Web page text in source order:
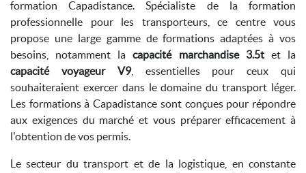
formation Capadistance. Spécialiste de la formation
professionnelle pour les transporteurs, ce centre vous
propose une large gamme de formations adaptées à vos
besoins, notamment lacapacité marchandise 3.5tet la
capacité voyageur V9, essentielles pour ceux qui
souhaiteraient exercer dans le domaine du transport léger.
Les formations à Capadistance sont conçues pour répondre
aux exigences du marché et vous préparer efficacement à
l'obtention de vos permis.
Le secteur du transport et de la logistique, en constante